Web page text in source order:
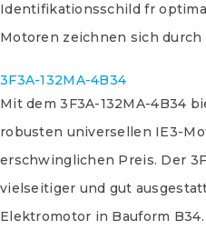
Identifikationsschild fr
Motoren zeichnen sich
3F3A-132MA-4B34
Mit dem 3F3A-132MA-4B34
robusten universellen IE3-
erschwinglichen Preis. Der
vielseitiger und gut
Elektromotor in Bauform